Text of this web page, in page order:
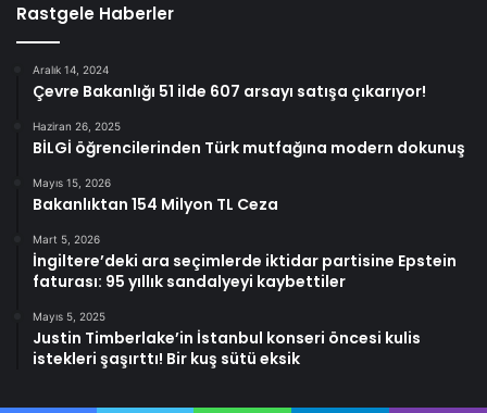
Rastgele Haberler
Aralık 14, 2024
Çevre Bakanlığı 51 ilde 607 arsayı satışa çıkarıyor!
Haziran 26, 2025
BİLGİ öğrencilerinden Türk mutfağına modern dokunuş
Mayıs 15, 2026
Bakanlıktan 154 Milyon TL Ceza
Mart 5, 2026
İngiltere’deki ara seçimlerde iktidar partisine Epstein
faturası: 95 yıllık sandalyeyi kaybettiler
Mayıs 5, 2025
Justin Timberlake’in İstanbul konseri öncesi kulis
istekleri şaşırttı! Bir kuş sütü eksik